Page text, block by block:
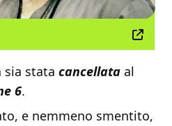
stata cancellata al
6.
e nemmeno smentito,